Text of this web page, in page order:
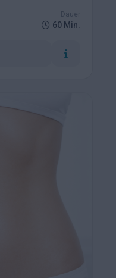
Dauer
60 Min.